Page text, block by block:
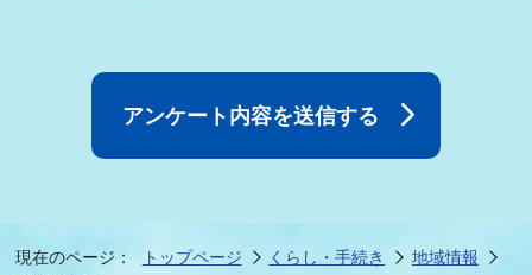
現在のページ： トップページ くらし・手続き
地域情報